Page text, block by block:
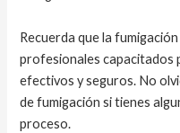
Recuerda que la
profesionales capacitados
efectivos y seguros. No
de fumigación si tienes
proceso.